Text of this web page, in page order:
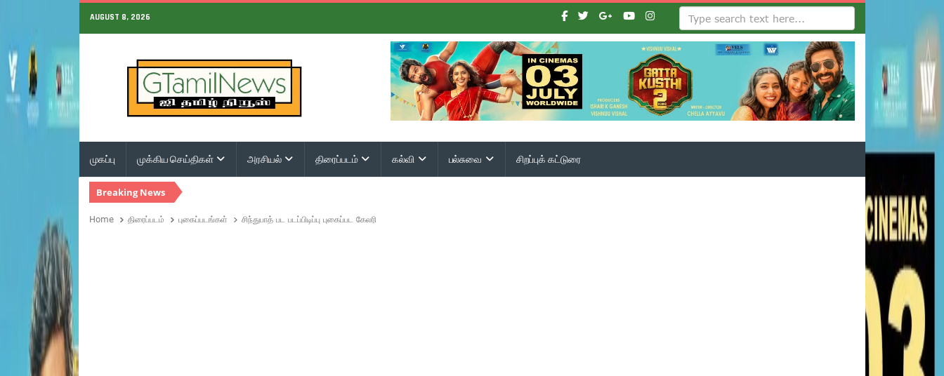
AUGUST 8, 2026
முகப்பு முக்கிய செய்திகள் அரசியல் திரைப்படம் கல்வி பல்சுவை சிறப்புக் கட்டுரை
Breaking News
Home திரைப்படம் புகைப்படங்கள் சிந்துபாத் பட படப்பிடிப்பு புகைப்பட கேலரி